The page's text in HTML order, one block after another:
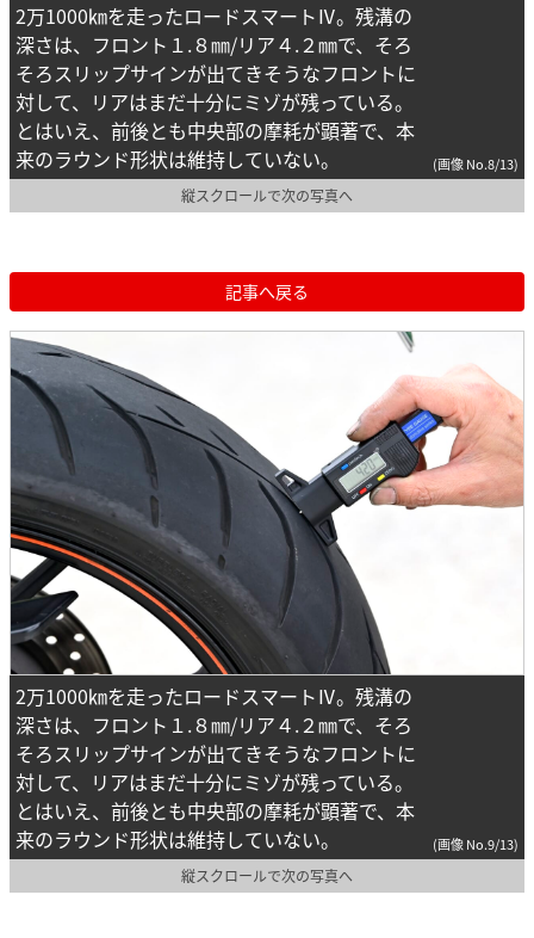
2万1000㎞を走ったロードスマートⅣ。残溝の
深さは、フロント１.８㎜/リア４.２㎜で、そろ
そろスリップサインが出てきそうなフロントに
対して、リアはまだ十分にミゾが残っている。
とはいえ、前後とも中央部の摩耗が顕著で、本
来のラウンド形状は維持していない。
(画像 No.8/13)
縦スクロールで次の写真へ
記事へ戻る
2万1000㎞を走ったロードスマートⅣ。残溝の
深さは、フロント１.８㎜/リア４.２㎜で、そろ
そろスリップサインが出てきそうなフロントに
対して、リアはまだ十分にミゾが残っている。
とはいえ、前後とも中央部の摩耗が顕著で、本
来のラウンド形状は維持していない。
(画像 No.9/13)
縦スクロールで次の写真へ